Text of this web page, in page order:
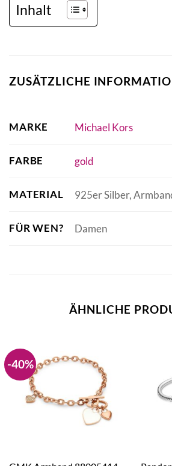
Inhalt
ZUSÄTZLICHE
MARKE Michael Kors
FARBE gold
MATERIAL 925er Silber,
FÜR WEN? Damen
ÄHNLICHE
-40%